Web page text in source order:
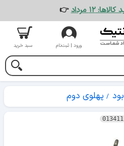
۱۲ مرداد 👉
ورود | ثبت‌نام سبد خرید
پهلوی دوم
013411